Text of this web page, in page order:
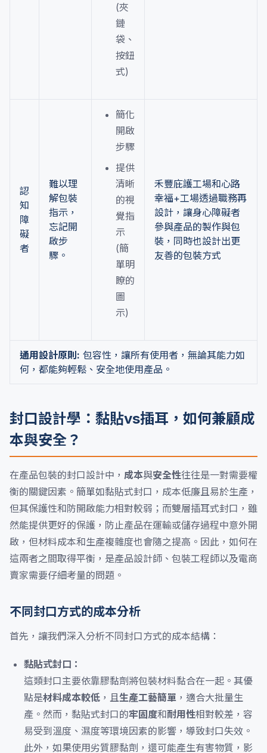
(夾
鏈
袋、
按鈕
式)
認
知
障
礙
者
難以理
解包裝
指示，
忘記開
啟步
驟。
簡化
開啟
步驟
提供
清晰
的視
覺指
示
(簡
單明
瞭的
圖
示)
禾豐庇護工場和心路
幸福+工場透過職務再
設計，讓身心障礙者
參與產品的製作與包
裝，同時也設計出更
友善的包裝方式
通用設計原則: 包容性，讓所有使用者，無論其能力如
何，都能夠輕鬆、安全地使用產品。
封口設計學：黏貼vs插耳，如何兼顧成
本與安全？
在產品包裝的封口設計中， 成本與安全性往往是一對需要權
衡的關鍵因素。簡單如黏貼式封口，成本低廉且易於生產，
但其保護性和防開啟能力相對較弱；而雙層插耳式封口，雖
然能提供更好的保護，防止產品在運輸或儲存過程中意外開
啟，但材料成本和生產複雜度也會隨之提高。因此，如何在
這兩者之間取得平衡，是產品設計師、包裝工程師以及電商
賣家需要仔細考量的問題。
不同封口方式的成本分析
首先，讓我們深入分析不同封口方式的成本結構：
黏貼式封口：
這類封口主要依靠膠黏劑將包裝材料黏合在一起。其優
點是材料成本較低 ，且生產工藝簡單 ，適合大批量生
產。然而，黏貼式封口的牢固度和耐用性相對較差，容
易受到溫度、濕度等環境因素的影響，導致封口失效。
此外，如果使用劣質膠黏劑，還可能產生有害物質，影